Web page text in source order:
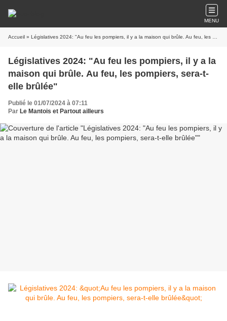
MENU
Accueil » Législatives 2024: "Au feu les pompiers, il y a la maison qui brûle. Au feu, les pompiers, sera-t-elle brûlée"
Législatives 2024: "Au feu les pompiers, il y a la
maison qui brûle. Au feu, les pompiers, sera-t-
elle brûlée"
Publié le 01/07/2024 à 07:11
Par Le Mantois et Partout ailleurs